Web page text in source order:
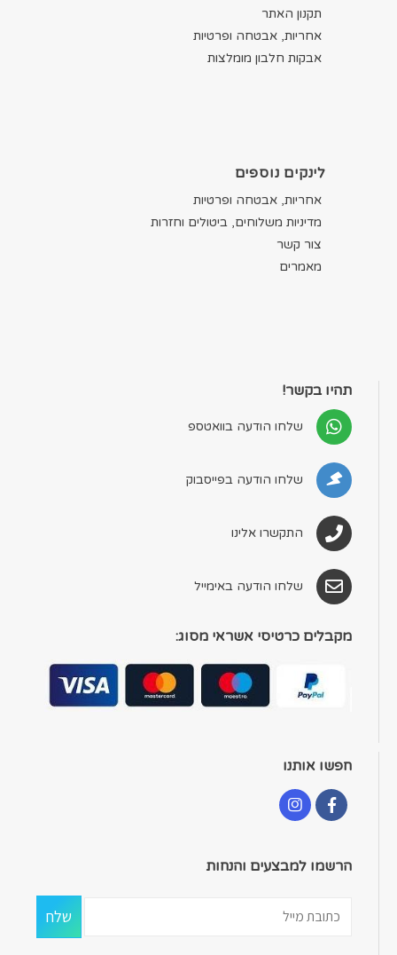
תקנון האתר
אחריות, אבטחה ופרטיות
אבקות חלבון מומלצות
לינקים נוספים
אחריות, אבטחה ופרטיות
מדיניות משלוחים, ביטולים וחזרות
צור קשר
מאמרים
תהיו בקשר!
שלחו הודעה בוואטספ
שלחו הודעה בפייסבוק
התקשרו אלינו
שלחו הודעה באימייל
מקבלים כרטיסי אשראי מסוג:
חפשו אותנו
הרשמו למבצעים והנחות